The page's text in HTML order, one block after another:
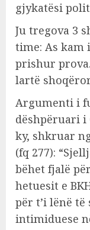
gjykatësi
Ju tregova 3
time: As kam
prishur
lartë
Argumenti i
dëshpëruari i
ky, shkruar
(fq 277):
bëhet fjalë
hetuesit e
për t’i lënë
intimiduese